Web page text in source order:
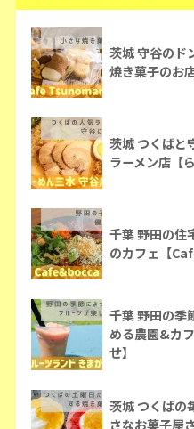
茨城 守谷のド
焼き菓子のお
茨城 つくばと
ラーメン店【
千葉 野田の住
のカフェ【
千葉 野田の季
める農園&カ
せ】
茨城 つくばの
さなお菓子屋